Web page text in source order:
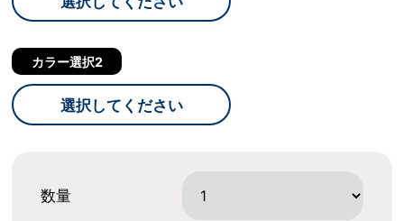
カラー選択2
選択してください
数量